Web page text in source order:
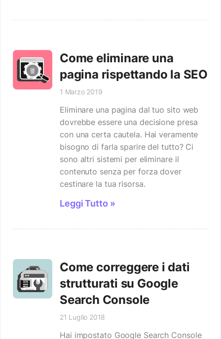
Come eliminare una
pagina rispettando la SEO
1 Marzo 2019
Eliminare una pagina dal tuo sito web
dovrebbe essere una decisione presa
con una certa cautela. Hai veramente
bisogno di farla sparire del tutto? Ci
sono altri sistemi per eliminare il
contenuto senza per forza dover
cestinare la tua risorsa.
Leggi Tutto »
Come correggere i dati
strutturati su Google
Search Console
21 Luglio 2018
Hai impostato Google Search Console